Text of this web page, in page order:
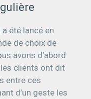
été lancé en
de choix de
avons d’abord
clients ont dit
entre ces
d’un geste les